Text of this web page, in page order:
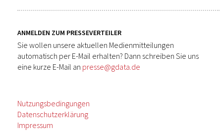
ANMELDEN ZUM PRESSEVERTEILER
Sie wollen unsere aktuellen Medienmitteilungen
automatisch per E-Mail erhalten? Dann schreiben Sie uns
eine kurze E-Mail an presse@gdata.de
Nutzungsbedingungen
Datenschutzerklärung
Impressum